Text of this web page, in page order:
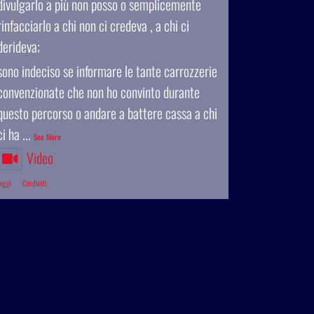
a più non posso o semplicemente
a chi non ci credeva , a chi ci
indeciso se informare le tante carrozzerie
che non ho convinto durante
percorso o andare a battere cassa a chi
ha ... See More
Video
· Condividi